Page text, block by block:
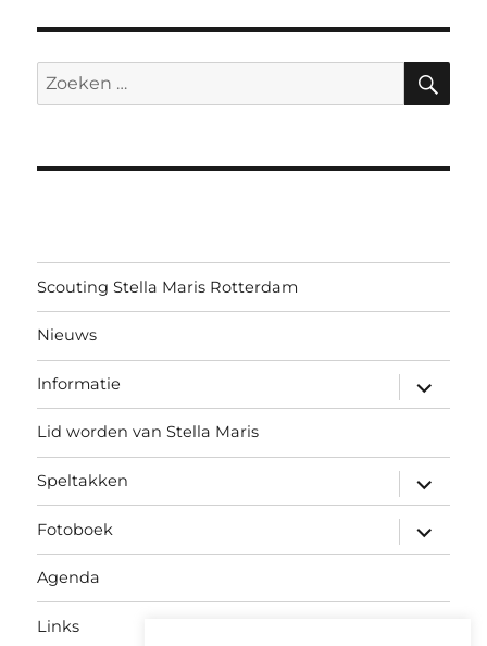
Zoeken
naar:
Scouting Stella Maris Rotterdam
Nieuws
Informatie
Lid worden van Stella Maris
Speltakken
Fotoboek
Agenda
Links